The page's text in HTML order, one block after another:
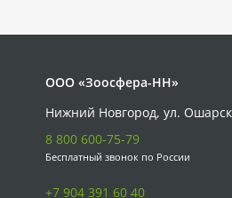
ООО «Зоосфера-НН»
Нижний Новгород, ул.
8 800 600-75-79
Бесплатный звонок по России
+7 904 391 60 40